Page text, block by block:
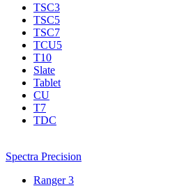
TSC3
TSC5
TSC7
TCU5
T10
Slate
Tablet
CU
T7
TDC
Spectra Precision
Ranger 3